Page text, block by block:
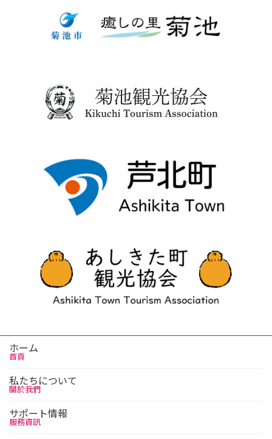
ホーム
首頁
私たちについて
關於我們
サポート情報
服務資訊